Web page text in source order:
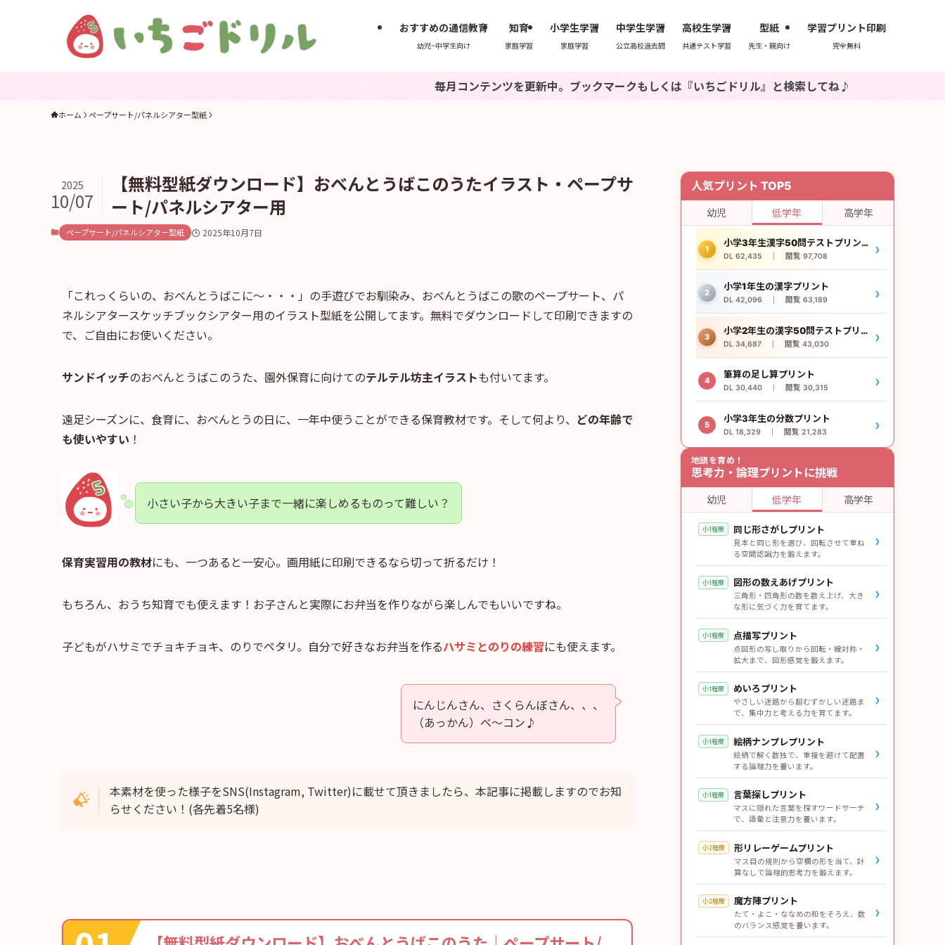
おすすめの通信教育
幼児~中学生向け
知育
家庭学習
小学生学習
家庭学習
中学生学習
公立高校過去問
高校生学習
共通テスト学習
型紙
先生・親向け
学習プリント印刷
完全無料
毎月コンテンツを更新中。ブックマークもしくは『いちごドリル』と検索してね♪
ホーム ペープサート/パネルシアター型紙
【無料型紙ダウンロード】おべんとうばこのうたイラスト・ペープサ
ート/パネルシアター用
2025
10/07
ペープサート/パネルシアター型紙 2025年10月7日
「これっくらいの、おべんとうばこに～・・・」の手遊びでお馴染み、おべんとうばこの歌のペープサート、パ
ネルシアタースケッチブックシアター用のイラスト型紙を公開してます。無料でダウンロードして印刷できますの
で、ご自由にお使いください。
サンドイッチのおべんとうばこのうた、園外保育に向けてのテルテル坊主イラストも付いてます。
遠足シーズンに、食育に、おべんとうの日に、一年中使うことができる保育教材です。そして何より、 どの年齢で
も使いやすい ！
小さい子から大きい子まで一緒に楽しめるものって難しい？
保育実習用の教材にも、一つあると一安心。画用紙に印刷できるなら切って折るだけ！
もちろん、おうち知育でも使えます！お子さんと実際にお弁当を作りながら楽しんでもいいですね。
子どもがハサミでチョキチョキ、のりでペタリ。自分で好きなお弁当を作るハサミとのりの練習にも使えます。
にんじんさん、さくらんぼさん、、、
（あっかん）ベ～コン♪
本素材を使った様子をSNS(Instagram, Twitter)に載せて頂きましたら、本記事に掲載しますのでお知
らせください！(各先着5名様)
人気プリント TOP5
幼児 低学年 高学年
1
小学3年生漢字50問テストプリント
DL 62,435 ｜ 閲覧 97,708 ›
2
小学1年生の漢字プリント
DL 42,096 ｜ 閲覧 63,189 ›
3
小学2年生の漢字50問テストプリント
DL 34,687 ｜ 閲覧 43,030 ›
4
筆算の足し算プリント
DL 30,440 ｜ 閲覧 30,315 ›
5
小学3年生の分数プリント
DL 18,329 ｜ 閲覧 21,283 ›
地頭を育め！
思考力・論理プリントに挑戦
幼児 低学年 高学年
小1程度 同じ形さがしプリント
見本と同じ形を選び、回転させて重ね
る空間認識力を鍛えます。
›
小1程度 図形の数えあげプリント
三角形・四角形の数を数え上げ、大き
な形に気づく力を育てます。
›
小1程度 点描写プリント
点図形の写し取りから回転・線対称・
拡大まで、図形感覚を鍛えます。
›
小1程度 めいろプリント
やさしい迷路から超むずかしい迷路ま
で、集中力と考える力を育てます。
›
小1程度 絵柄ナンプレプリント
絵柄で解く数独で、重複を避けて配置
する論理力を養います。
›
小1程度 言葉探しプリント
マスに隠れた言葉を探すワードサーチ
で、語彙と注意力を養います。
›
小2程度 形リレーゲームプリント
マス目の規則から空欄の形を当て、計
算なしで論理的思考力を鍛えます。
›
小2程度 魔方陣プリント
たて・よこ・ななめの和をそろえ、数
のバランス感覚を養います。
›